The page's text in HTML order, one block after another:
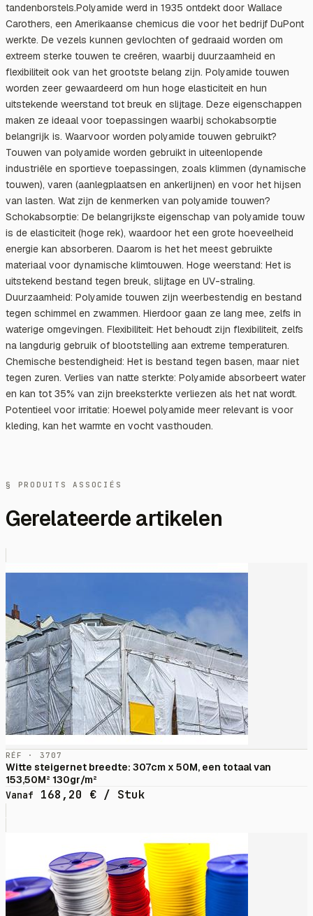
tandenborstels.Polyamide werd in 1935 ontdekt door Wallace
Carothers, een Amerikaanse chemicus die voor het bedrijf DuPont
werkte. De vezels kunnen gevlochten of gedraaid worden om
extreem sterke touwen te creëren, waarbij duurzaamheid en
flexibiliteit ook van het grootste belang zijn. Polyamide touwen
worden zeer gewaardeerd om hun hoge elasticiteit en hun
uitstekende weerstand tot breuk en slijtage. Deze eigenschappen
maken ze ideaal voor toepassingen waarbij schokabsorptie
belangrijk is. Waarvoor worden polyamide touwen gebruikt?
Touwen van polyamide worden gebruikt in uiteenlopende
industriële en sportieve toepassingen, zoals klimmen (dynamische
touwen), varen (aanlegplaatsen en ankerlijnen) en voor het hijsen
van lasten. Wat zijn de kenmerken van polyamide touwen?
Schokabsorptie: De belangrijkste eigenschap van polyamide touw
is de elasticiteit (hoge rek), waardoor het een grote hoeveelheid
energie kan absorberen. Daarom is het het meest gebruikte
materiaal voor dynamische klimtouwen. Hoge weerstand: Het is
uitstekend bestand tegen breuk, slijtage en UV-straling.
Duurzaamheid: Polyamide touwen zijn weerbestendig en bestand
tegen schimmel en zwammen. Hierdoor gaan ze lang mee, zelfs in
waterige omgevingen. Flexibiliteit: Het behoudt zijn flexibiliteit, zelfs
na langdurig gebruik of blootstelling aan extreme temperaturen.
Chemische bestendigheid: Het is bestand tegen basen, maar niet
tegen zuren. Verlies van natte sterkte: Polyamide absorbeert water
en kan tot 35% van zijn breeksterkte verliezen als het nat wordt.
Potentieel voor irritatie: Hoewel polyamide meer relevant is voor
kleding, kan het warmte en vocht vasthouden.
§ PRODUITS ASSOCIÉS
Gerelateerde artikelen
RÉF · 3707
Witte steigernet breedte: 307cm x 50M, een totaal van
153,50M² 130gr/m²
Vanaf
168,20 € / Stuk